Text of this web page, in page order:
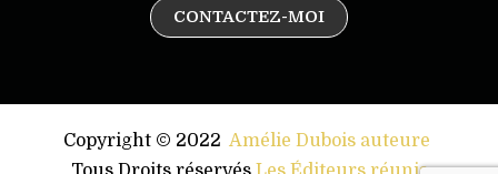
CONTACTEZ-MOI
Copyright © 2022 Amélie Dubois auteure